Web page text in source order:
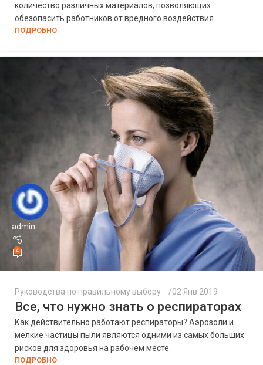
количество различных материалов, позволяющих
обезопасить работников от вредного воздействия...
ПОДРОБНО
admin
4
Руководства по правильному выбору 02 Янв 2019
Все, что нужно знать о респираторах
Как действительно работают респираторы? Аэрозоли и
мелкие частицы пыли являются одними из самых больших
рисков для здоровья на рабочем месте.
ПОДРОБНО